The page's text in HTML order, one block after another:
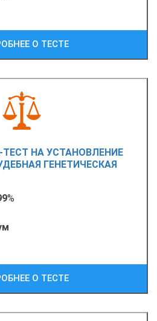
О ТЕСТЕ
НА УСТАНОВЛЕНИЕ
ГЕНЕТИЧЕСКАЯ
%
О ТЕСТЕ